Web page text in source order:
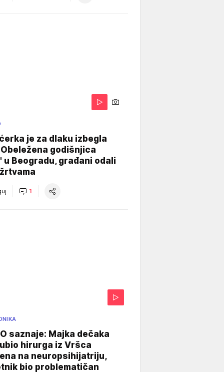
je za dlaku izbegla
godišnjica
u Beogradu, građani odali
1
saznaje: Majka dečaka
hirurga iz Vršca
na neuropsihijatriju,
bio problematičan